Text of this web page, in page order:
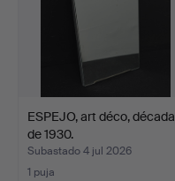
ESPEJO, art déco, década
de 1930.
Subastado 4 jul 2026
1 puja